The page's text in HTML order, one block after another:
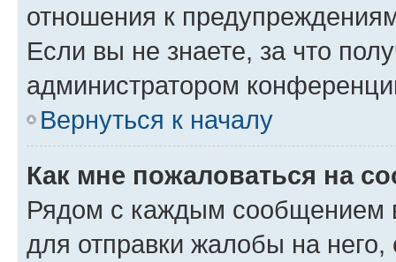
отношения к
Если вы не знаете, за что
администратором
Вернуться к началу
Как мне пожаловаться на
Рядом с каждым сообщением
для отправки жалобы на